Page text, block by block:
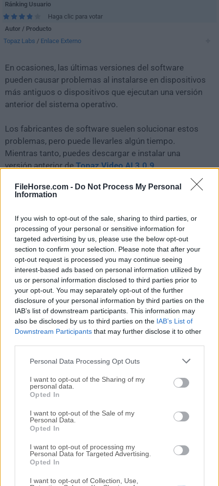
FileHorse.com - Do Not Process My Personal
Information
If you wish to opt-out of the sale, sharing to third parties, or
processing of your personal or sensitive information for
targeted advertising by us, please use the below opt-out
section to confirm your selection. Please note that after your
opt-out request is processed you may continue seeing
interest-based ads based on personal information utilized by
us or personal information disclosed to third parties prior to
your opt-out. You may separately opt-out of the further
disclosure of your personal information by third parties on the
IAB’s list of downstream participants. This information may
also be disclosed by us to third parties on the IAB’s List of
Downstream Participants that may further disclose it to other
Personal Data Processing Opt Outs
I want to opt-out of the Sharing of my
personal data.
Opted In
I want to opt-out of the Sale of my
Personal Data.
Opted In
I want to opt-out of processing my
Personal Data for Targeted Advertising.
Opted In
I want to opt-out of Collection, Use,
Ránking Usuario
Haga clic para votar
Autor / Producto
Topaz Labs / Enlace Externo
En ocasiones, las últimas versiones del software
pueden causar problemas al instalarse en dispositivos
más antiguos o dispositivos que ejecutan una versión
anterior del sistema operativo.
Los fabricantes de software suelen solucionar estos
problemas, pero puede llevarles algún tiempo.
Mientras tanto, puedes descargar e instalar una
versión anterior deTopaz Video AI 3.0.9.
Para aquellos interesados en descargar la versión más
reseña, simplemente haz
clic aquí .
Todas las versiones antiguas distribuidas en nuestro
sitio web son completamente libres de virus y están
disponibles para su descarga sin costo alguno.
Nos encantaría saber de ti
Si tienes alguna pregunta o idea que desees compartir
con nosotros, dirígete a nuestrapágina de contacto
háznoslo saber. ¡Valoramos tu opinión!